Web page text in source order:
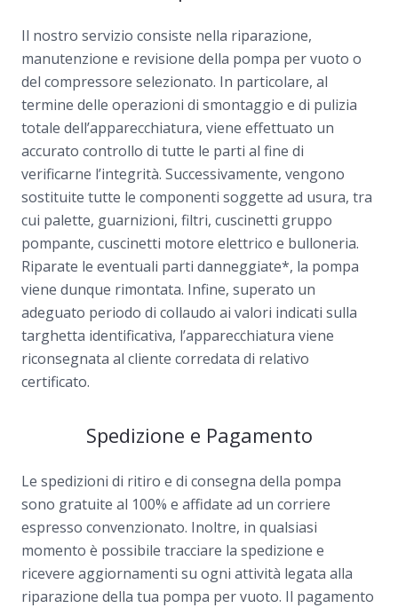
Il nostro servizio consiste nella riparazione,
manutenzione e revisione della pompa per vuoto o
del compressore selezionato. In particolare, al
termine delle operazioni di smontaggio e di pulizia
totale dell’apparecchiatura, viene effettuato un
accurato controllo di tutte le parti al fine di
verificarne l’integrità. Successivamente, vengono
sostituite tutte le componenti soggette ad usura, tra
cui palette, guarnizioni, filtri, cuscinetti gruppo
pompante, cuscinetti motore elettrico e bulloneria.
Riparate le eventuali parti danneggiate*, la pompa
viene dunque rimontata. Infine, superato un
adeguato periodo di collaudo ai valori indicati sulla
targhetta identificativa, l’apparecchiatura viene
riconsegnata al cliente corredata di relativo
certificato.
Spedizione e Pagamento
Le spedizioni di ritiro e di consegna della pompa
sono gratuite al 100% e affidate ad un corriere
espresso convenzionato. Inoltre, in qualsiasi
momento è possibile tracciare la spedizione e
ricevere aggiornamenti su ogni attività legata alla
riparazione della tua pompa per vuoto. Il pagamento